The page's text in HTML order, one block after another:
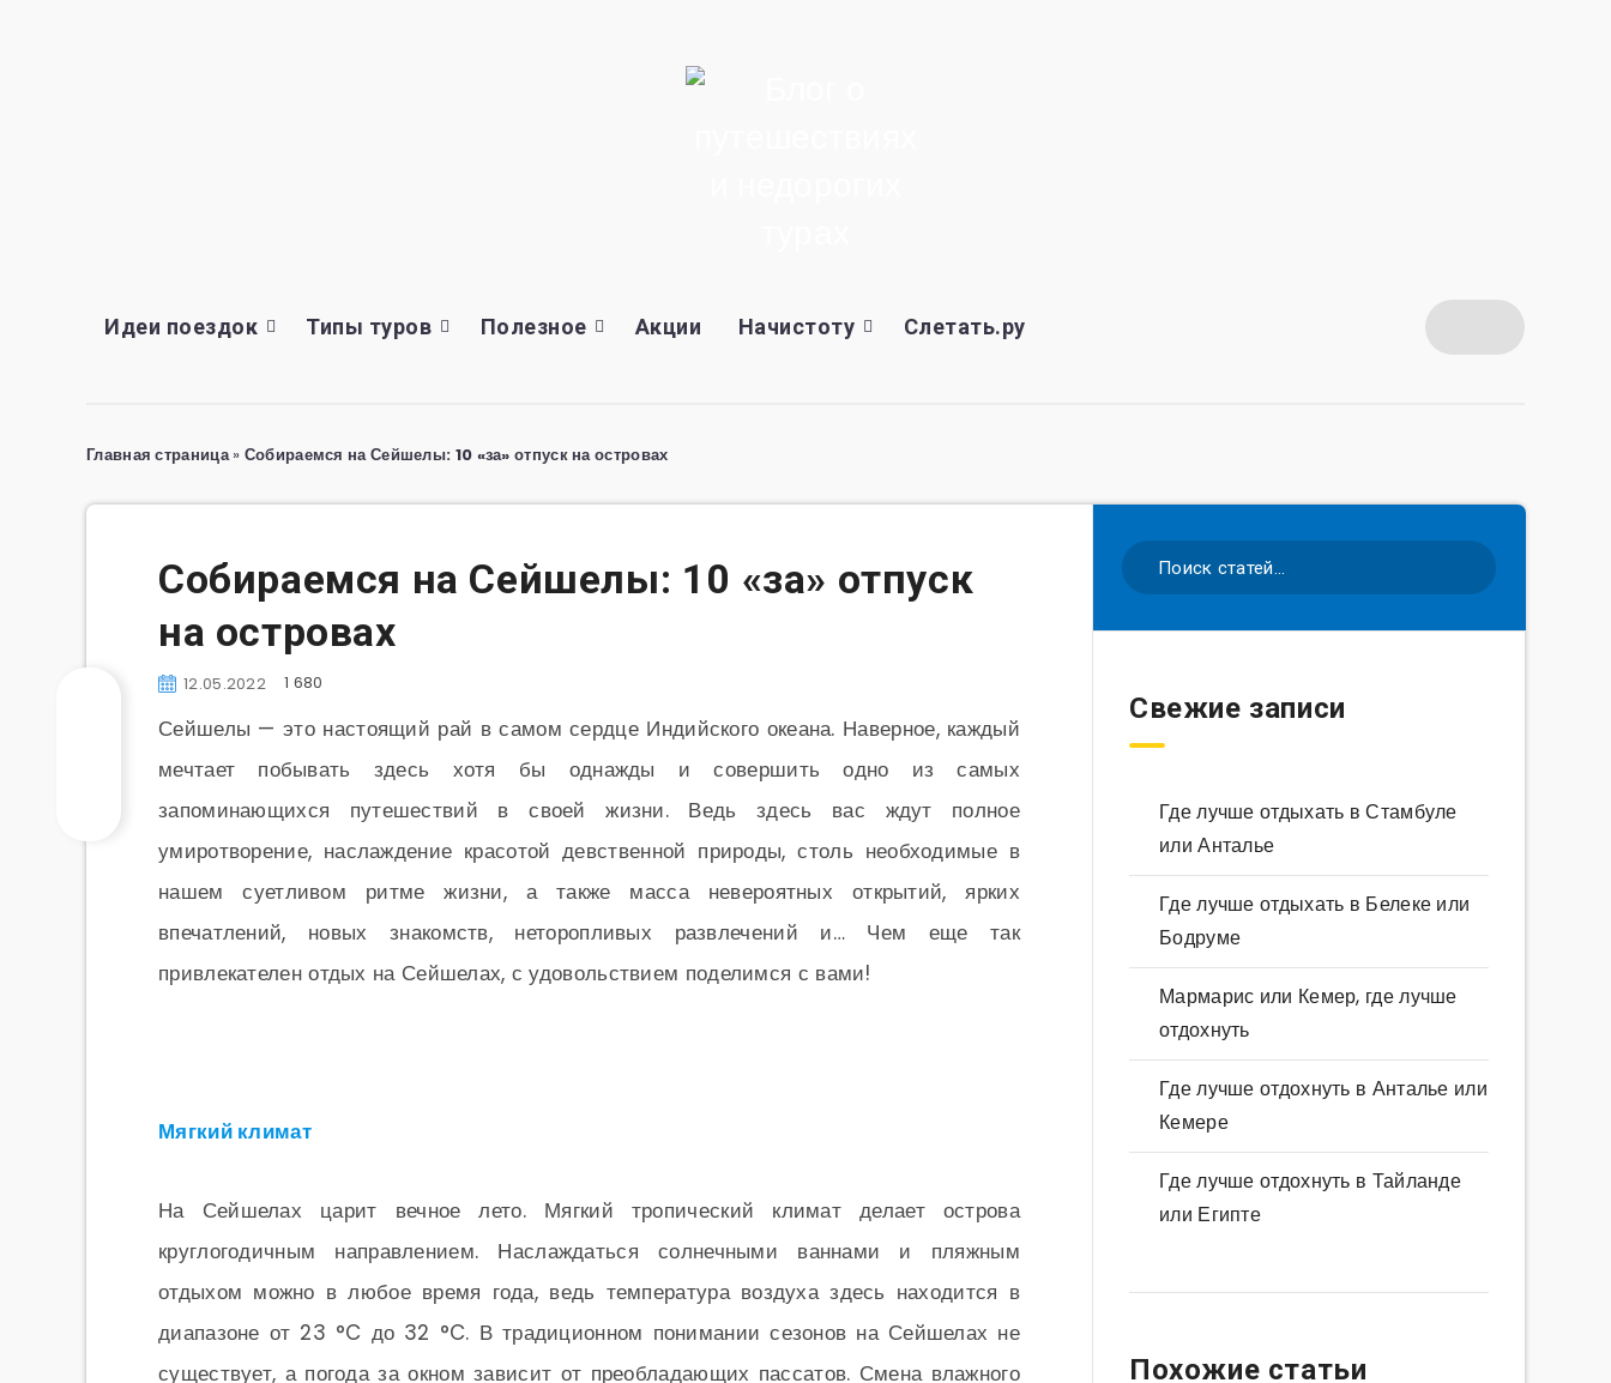
Идеи поездок Типы туров Полезное Акции Начистоту Слетать.ру
Главная страница» Собираемся на Сейшелы: 10 «за» отпуск на островах
Собираемся на Сейшелы: 10 «за» отпуск
на островах
12.05.2022 1 680
Сейшелы — это настоящий рай в самом сердце Индийского океана. Наверное, каждый
мечтает побывать здесь хотя бы однажды и совершить одно из самых
запоминающихся путешествий в своей жизни. Ведь здесь вас ждут полное
умиротворение, наслаждение красотой девственной природы, столь необходимые в
нашем суетливом ритме жизни, а также масса невероятных открытий, ярких
впечатлений, новых знакомств, неторопливых развлечений и… Чем еще так
привлекателен отдых на Сейшелах, с удовольствием поделимся с вами!
Мягкий климат
На Сейшелах царит вечное лето. Мягкий тропический климат делает острова
круглогодичным направлением. Наслаждаться солнечными ваннами и пляжным
отдыхом можно в любое время года, ведь температура воздуха здесь находится в
диапазоне от 23 °C до 32 °C. В традиционном понимании сезонов на Сейшелах не
существует, а погода за окном зависит от преобладающих пассатов. Смена влажного
Свежие записи
Где лучше отдыхать в Стамбуле
или Анталье
Где лучше отдыхать в Белеке или
Бодруме
Мармарис или Кемер, где лучше
отдохнуть
Где лучше отдохнуть в Анталье или
Кемере
Где лучше отдохнуть в Тайланде
или Египте
Похожие статьи